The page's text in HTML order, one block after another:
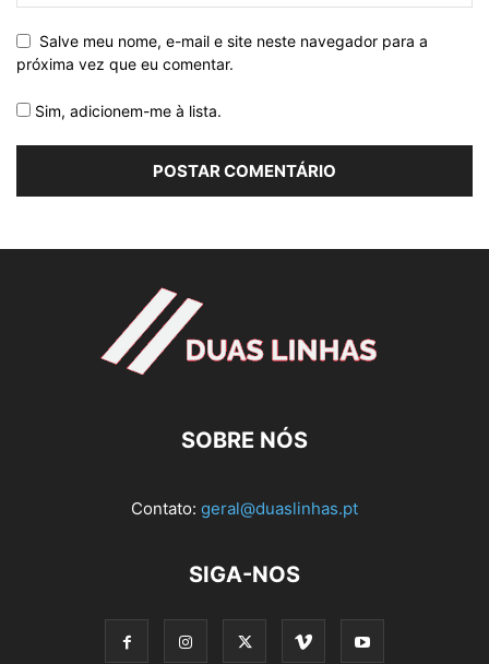
Salve meu nome, e-mail e site neste navegador para a
próxima vez que eu comentar.
Sim, adicionem-me à lista.
SOBRE NÓS
Contato: geral@duaslinhas.pt
SIGA-NOS